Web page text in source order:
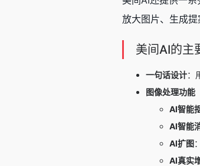
放大图片、生成
美间AI的主
一句话设计：
图像处理功能
AI智能
AI智能
AI扩图
AI真实